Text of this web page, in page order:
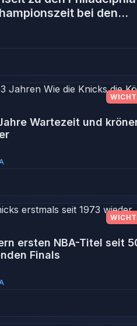
bei den
Wartezeit und
ersten NBA-Titel seit
Finals